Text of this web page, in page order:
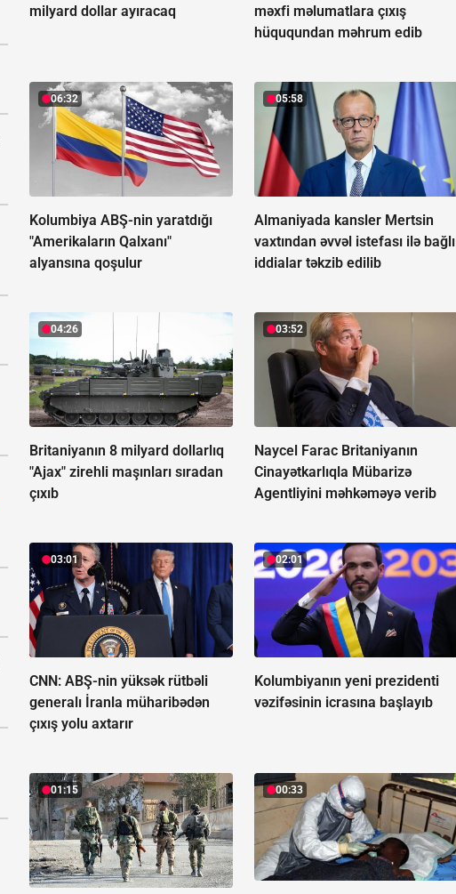
milyard dollar ayıracaq
məxfi məlumatlara çıxış
hüququndan məhrum edib
06:32
Kolumbiya ABŞ-nin yaratdığı
"Amerikaların Qalxanı"
alyansına qoşulur
05:58
Almaniyada kansler Mertsin
vaxtından əvvəl istefası ilə bağlı
iddialar təkzib edilib
04:26
Britaniyanın 8 milyard dollarlıq
"Ajax" zirehli maşınları sıradan
çıxıb
03:52
Naycel Farac Britaniyanın
Cinayətkarlıqla Mübarizə
Agentliyini məhkəməyə verib
03:01
CNN: ABŞ-nin yüksək rütbəli
generalı İranla müharibədən
çıxış yolu axtarır
02:01
Kolumbiyanın yeni prezidenti
vəzifəsinin icrasına başlayıb
01:15 00:33